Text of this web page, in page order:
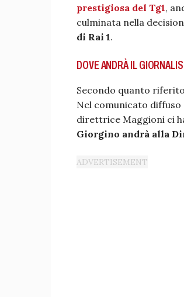
prestigiosa del Tg1,
culminata nella
di Rai 1.
DOVE ANDRÀ IL
Secondo quanto
Nel comunicato diffuso
direttrice Maggioni ci
Giorgino andrà alla